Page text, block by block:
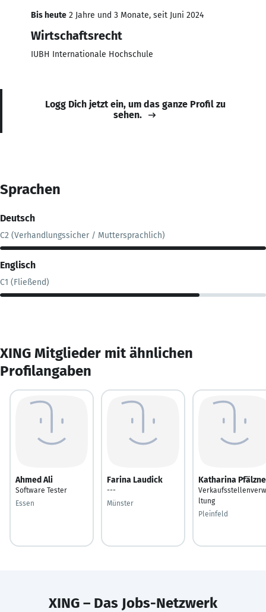
Bis heute 2 Jahre und 3 Monate, seit Juni 2024
Wirtschaftsrecht
IUBH Internationale Hochschule
Logg Dich jetzt ein, um das ganze Profil zu
sehen.
Sprachen
Deutsch
C2 (Verhandlungssicher / Muttersprachlich)
Englisch
C1 (Fließend)
XING Mitglieder mit ähnlichen
Profilangaben
Ahmed Ali
Software Tester
Essen
Farina Laudick
---
Münster
Katharina
ltung
Pleinfeld
XING – Das Jobs-Netzwerk